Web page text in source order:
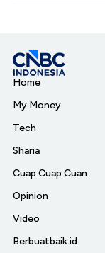
Home
My Money
Tech
Sharia
Cuap Cuap Cuan
Opinion
Video
Berbuatbaik.id